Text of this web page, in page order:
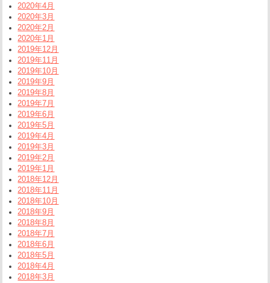
2020年4月
2020年3月
2020年2月
2020年1月
2019年12月
2019年11月
2019年10月
2019年9月
2019年8月
2019年7月
2019年6月
2019年5月
2019年4月
2019年3月
2019年2月
2019年1月
2018年12月
2018年11月
2018年10月
2018年9月
2018年8月
2018年7月
2018年6月
2018年5月
2018年4月
2018年3月